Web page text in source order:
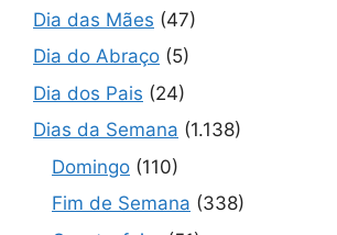
Dia das Mães (47)
Dia do Abraço (5)
Dia dos Pais (24)
Dias da Semana (1.138)
Domingo (110)
Fim de Semana (338)